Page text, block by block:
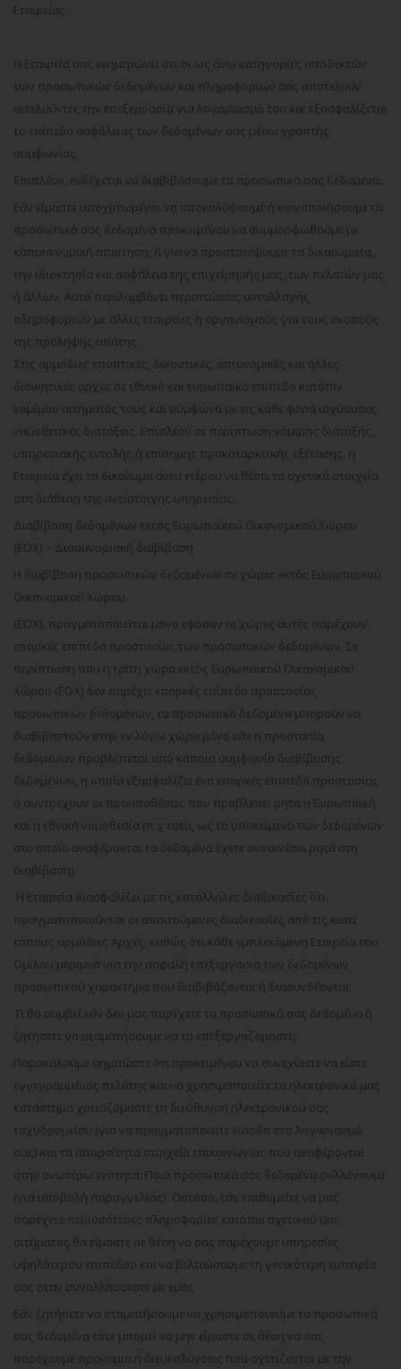
Εταιρείας.
Η Εταιρεία σας ενημερώνει ότι οι ως άνω κατηγορίες αποδεκτών
των προσωπικών δεδομένων και πληροφοριών σας αποτελούν
εκτελούντες την επεξεργασία για λογαριασμό του και εξασφαλίζεται
το επίπεδο ασφάλειας των δεδομένων σας μέσω γραπτής
συμφωνίας.
Επιπλέον, ενδέχεται να διαβιβάσουμε τα προσωπικά σας δεδομένα:
Εάν είμαστε υποχρεωμένοι να αποκαλύψουμε ή κοινοποιήσουμε τα
προσωπικά σας δεδομένα προκειμένου να συμμορφωθούμε με
κάποια νομική απαίτηση, ή για να προστατέψουμε τα δικαιώματα,
την ιδιοκτησία και ασφάλεια της επιχείρησής μας, των πελατών μας
ή άλλων. Αυτό περιλαμβάνει περιπτώσεις ανταλλαγής
πληροφοριών με άλλες εταιρείες ή οργανισμούς για τους σκοπούς
της πρόληψης απάτης.
Στις αρμόδιες εποπτικές, δικαστικές, αστυνομικές και άλλες
διοικητικές αρχές σε εθνικό και ευρωπαϊκό επίπεδο κατόπιν
νομίμου αιτήματός τους και σύμφωνα με τις κάθε φορά ισχύουσες
νομοθετικές διατάξεις. Επιπλέον σε περίπτωση νόμιμης διάταξης,
υπηρεσιακής εντολής ή επίσημης προκαταρκτικής εξέτασης, η
Εταιρεία έχει το δικαίωμα άνευ ετέρου να θέσει τα σχετικά στοιχεία
στη διάθεση της αντίστοιχης υπηρεσίας.
Διαβίβαση δεδομένων εκτός Ευρωπαϊκού Οικονομικού Χώρου
(ΕΟΧ) – Διασυνοριακή διαβίβαση
Η διαβίβαση προσωπικών δεδομένων σε χώρες εκτός Ευρωπαϊκού
Οικονομικού Χώρου
(ΕΟΧ), πραγματοποιείται μόνο εφόσον οι χώρες αυτές παρέχουν
επαρκές επίπεδο προστασίας των προσωπικών δεδομένων. Σε
περίπτωση που η τρίτη χώρα εκτός Ευρωπαϊκού Οικονομικού
Χώρου (ΕΟΧ) δεν παρέχει επαρκές επίπεδο προστασίας
προσωπικών δεδομένων, τα προσωπικά δεδομένα μπορούν να
διαβιβαστούν στην εν λόγω χώρα μόνο εάν η προστασία
δεδομένων προβλέπεται από κάποια συμφωνία διαβίβασης
δεδομένων, η οποία εξασφαλίζει ένα επαρκές επίπεδο προστασίας
ή συντρέχουν οι προϋποθέσεις που προβλέπει ρητά η Ευρωπαϊκή
και η εθνική νομοθεσία (π.χ εσείς ως το υποκείμενο των δεδομένων
στο οποίο αναφέρονται τα δεδομένα έχετε συναινέσει ρητά στη
διαβίβαση).
Η Εταιρεία διασφαλίζει με τις κατάλληλες διαδικασίες ότι
πραγματοποιούνται οι απαιτούμενες διαδικασίες από τις κατά
τόπους αρμόδιες Αρχές, καθώς ότι κάθε εμπλεκόμενη Εταιρεία του
Ομίλου μεριμνά για την ασφαλή επεξεργασία των δεδομένων
προσωπικού χαρακτήρα που διαβιβάζονται ή διασυνδέονται.
Τι θα συμβεί εάν δεν μας παρέχετε τα προσωπικά σας δεδομένα ή
ζητήσετε να σταματήσουμε να τα επεξεργαζόμαστε;
Παρακαλούμε σημειώστε ότι προκειμένου να συνεχίσετε να είστε
εγγεγραμμένος πελάτης και να χρησιμοποιείτε το ηλεκτρονικό μας
κατάστημα χρειαζόμαστε τη διεύθυνση ηλεκτρονικού σας
ταχυδρομείου (για να πραγματοποιείτε είσοδο στο λογαριασμό
σας) και τα απαραίτητα στοιχεία επικοινωνίας που αναφέρονται
στην ανωτέρω ενότητα: Ποια προσωπικά σας δεδομένα συλλέγουμε
(για υποβολή παραγγελίας). Ωστόσο, εάν επιθυμείτε να μας
παρέχετε περισσότερες πληροφορίες κατόπιν σχετικού μας
αιτήματος θα είμαστε σε θέση να σας παρέχουμε υπηρεσίες
υψηλότερου επιπέδου και να βελτιώσουμε τη γενικότερη εμπειρία
σας όταν συναλλάσσεστε με εμάς.
Εάν ζητήσετε να σταματήσουμε να χρησιμοποιούμε τα προσωπικά
σας δεδομένα τότε μπορεί να μην είμαστε σε θέση να σας
παρέχουμε προνόμια ή διευκολύνσεις που σχετίζονται με την